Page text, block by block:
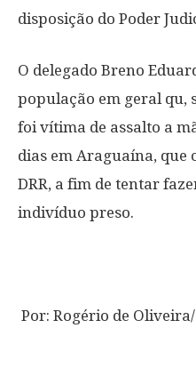
disposição do Poder
O delegado Breno
população em geral qu,
foi vítima de assalto a
dias em Araguaína, que
DRR, a fim de tentar
indivíduo preso.
Por: Rogério de